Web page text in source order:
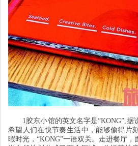
1胶东小馆的英文名字是“KONG”,据
希望人们在快节奏生活中，能够偷得片
暇时光， “KONG”一语双关。走进餐厅，